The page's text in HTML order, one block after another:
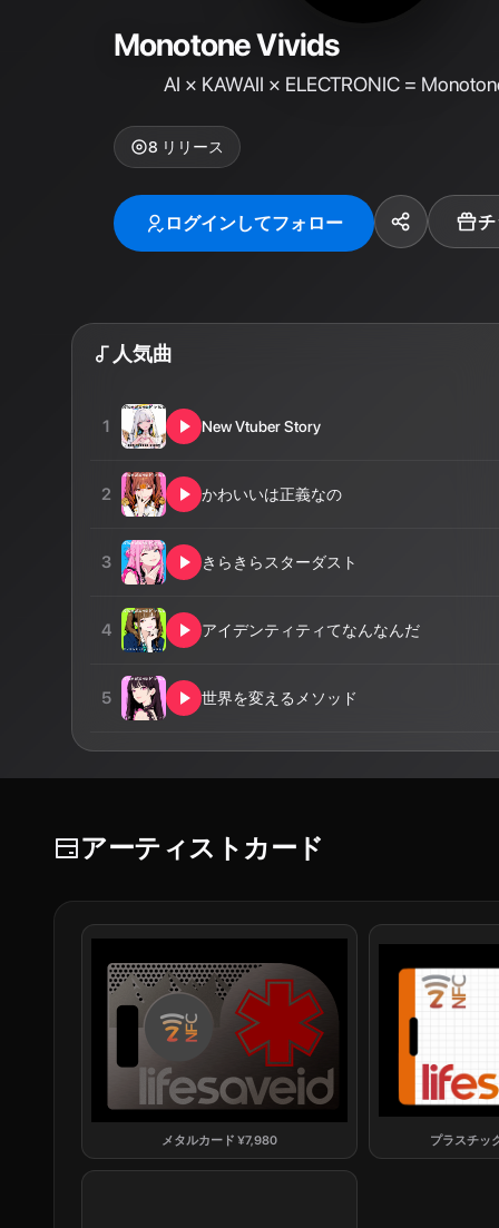
Monotone Vivids
AI × KAWAII × ELECTRONIC =
8 リリース
ログインしてフォロー
人気曲
1 New Vtuber Story
2 かわいいは正義なの
3 きらきらスターダスト
4 アイデンティティてなんなんだ
5 世界を変えるメソッド
アーティストカード
メタルカード ¥7,980 プラスチッ